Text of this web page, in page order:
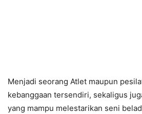
Menjadi seorang Atlet maupun
kebanggaan tersendiri, sekaligus
yang mampu melestarikan seni